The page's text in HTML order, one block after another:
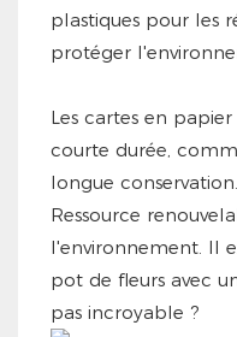
plastiques pour les
protéger
Les cartes en
courte durée,
longue conservation.
Ressource
l'environnement. Il
pot de fleurs avec
pas incroyable ?